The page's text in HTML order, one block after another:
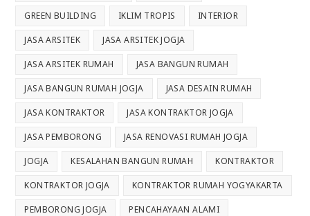
GREEN BUILDING IKLIM TROPIS INTERIOR
JASA ARSITEK JASA ARSITEK JOGJA
JASA ARSITEK RUMAH JASA BANGUN RUMAH
JASA BANGUN RUMAH JOGJA JASA DESAIN RUMAH
JASA KONTRAKTOR JASA KONTRAKTOR JOGJA
JASA PEMBORONG JASA RENOVASI RUMAH JOGJA
JOGJA KESALAHAN BANGUN RUMAH KONTRAKTOR
KONTRAKTOR JOGJA KONTRAKTOR RUMAH YOGYAKARTA
PEMBORONG JOGJA PENCAHAYAAN ALAMI